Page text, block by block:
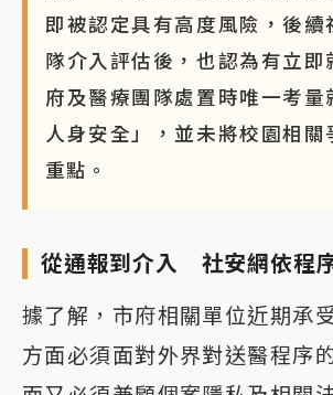
即被認定具有高度風險，後續
隊介入評估後，也認為有立即
府及醫療團隊處置時唯一考量
人身安全」，並未將校園相關
重點。
從通報到介入 社安網依程
據了解，市府相關單位近期承
方面必須面對外界對送醫程序